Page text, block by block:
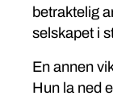
betraktelig
selskapet i
En annen
Hun la ned